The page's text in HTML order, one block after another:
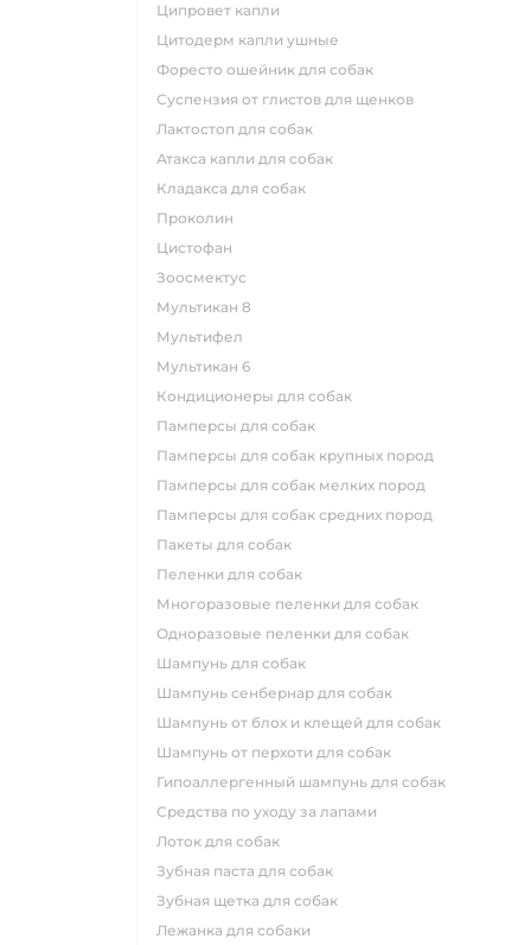
ципровет капли
цитодерм капли ушные
форесто ошейник для собак
суспензия от глистов для щенков
лактостоп для собак
атакса капли для собак
кладакса для собак
проколин
цистофан
зоосмектус
мультикан 8
мультифел
мультикан 6
кондиционеры для собак
памперсы для собак
памперсы для собак крупных пород
памперсы для собак мелких пород
памперсы для собак средних пород
пакеты для собак
пеленки для собак
многоразовые пеленки для собак
одноразовые пеленки для собак
шампунь для собак
шампунь сенбернар для собак
шампунь от блох и клещей для собак
шампунь от перхоти для собак
гипоаллергенный шампунь для собак
средства по уходу за лапами
лоток для собак
зубная паста для собак
зубная щетка для собак
лежанка для собаки